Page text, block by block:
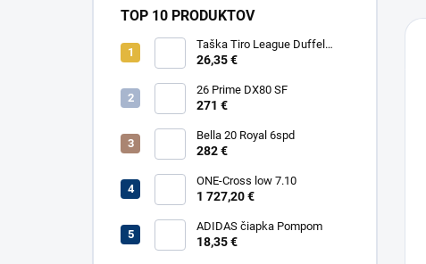
TOP 10 PRODUKTOV
Taška Tiro League Duffel
Small
26,35 €
26 Prime DX80 SF
271 €
Bella 20 Royal 6spd
282 €
ONE-Cross low 7.10
1 727,20 €
ADIDAS čiapka Pompom
18,35 €